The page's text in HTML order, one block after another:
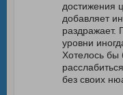
достижения
добавляет
раздражает.
уровни
Хотелось бы
без своих